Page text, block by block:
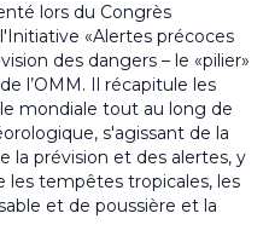
lors du Congrès
«Alertes précoces
des dangers – le «pilier»
l’OMM. Il récapitule les
mondiale tout au long de
s'agissant de la
la prévision et des alertes, y
les tempêtes tropicales, les
et de poussière et la